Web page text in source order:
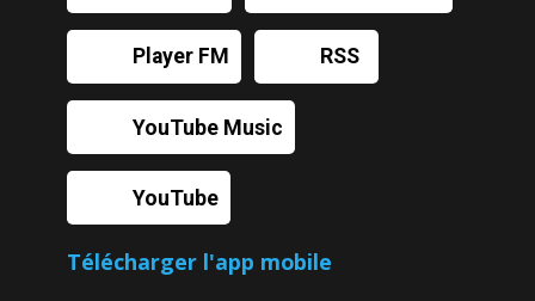
Player FM RSS
YouTube Music
YouTube
Télécharger l'app mobile